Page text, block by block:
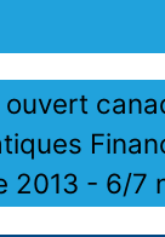
ouvert
2013 - 6/7